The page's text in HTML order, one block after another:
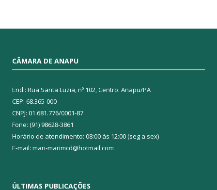
CÂMARA DE ANAPU
End.: Rua Santa Luzia, nº 102, Centro. Anapu/PA
CEP: 68.365-000
CNPJ: 01.681.776/0001-87
Fone: (91) 98628-3861
Horário de atendimento: 08:00 às 12:00 (seg a sex)
E-mail: mari-marimcd@hotmail.com
ÚLTIMAS PUBLICAÇÕES